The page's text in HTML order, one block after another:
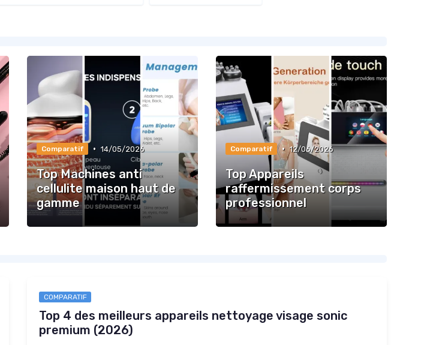
Comparatif • 14/05/2026
Top Machines anti
cellulite maison haut de
gamme
Comparatif • 12/06/2026
Top Appareils
raffermissement corps
professionnel
COMPARATIF
Top 4 des meilleurs appareils nettoyage visage sonic
premium (2026)